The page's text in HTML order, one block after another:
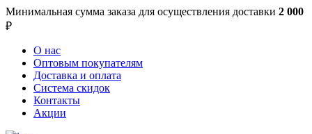
Минимальная сумма заказа для осуществления доставки 2 000
₽
О нас
Оптовым покупателям
Доставка и оплата
Система скидок
Контакты
Акции